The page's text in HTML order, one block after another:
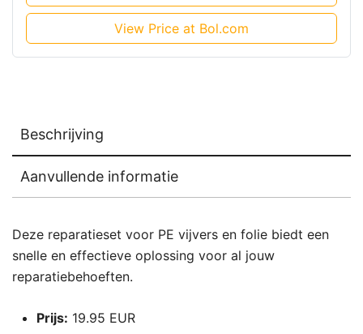
View Price at Bol.com
Beschrijving
Aanvullende informatie
Deze reparatieset voor PE vijvers en folie biedt een
snelle en effectieve oplossing voor al jouw
reparatiebehoeften.
Prijs: 19.95 EUR